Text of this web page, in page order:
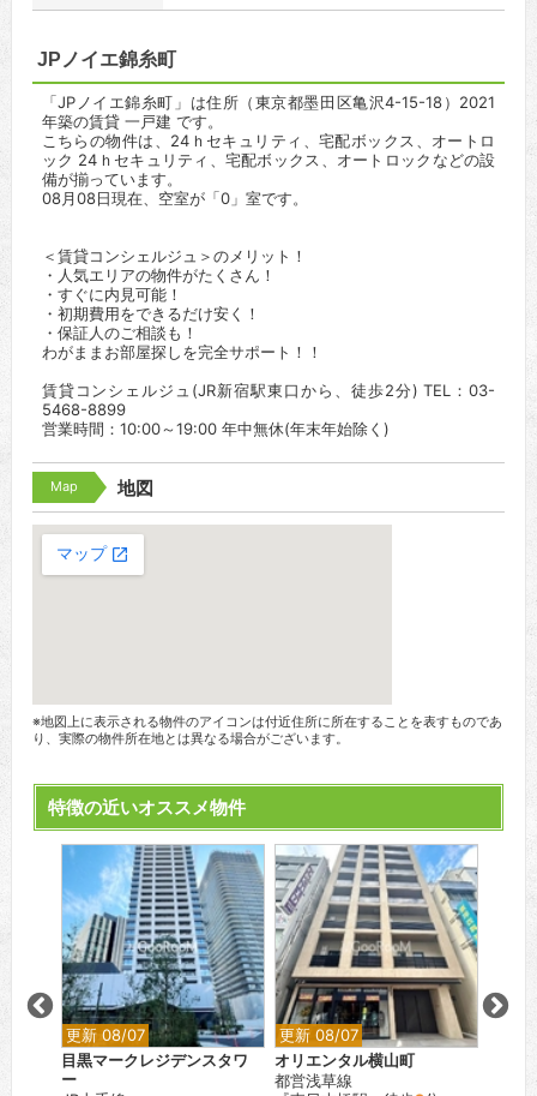
JPノイエ錦糸町
「JPノイエ錦糸町」は住所（東京都墨田区亀沢4-15-18）2021
年築の賃貸 一戸建 です。
こちらの物件は、24ｈセキュリティ、宅配ボックス、オートロ
ック 24ｈセキュリティ、宅配ボックス、オートロックなどの設
備が揃っています。
08月08日現在、空室が「0」室です。
＜賃貸コンシェルジュ＞のメリット！
・人気エリアの物件がたくさん！
・すぐに内見可能！
・初期費用をできるだけ安く！
・保証人のご相談も！
わがままお部屋探しを完全サポート！！
賃貸コンシェルジュ(JR新宿駅東口から、徒歩2分) TEL：03-
5468-8899
営業時間：10:00～19:00 年中無休(年末年始除く)
Map 地図
※地図上に表示される物件のアイコンは付近住所に所在することを表すものであ
り、実際の物件所在地とは異なる場合がございます。
特徴の近いオススメ物件
更新 08/07
目黒マークレジデンスタワ
ー
更新 08/07
オリエンタル横山町
都営浅草線
都営